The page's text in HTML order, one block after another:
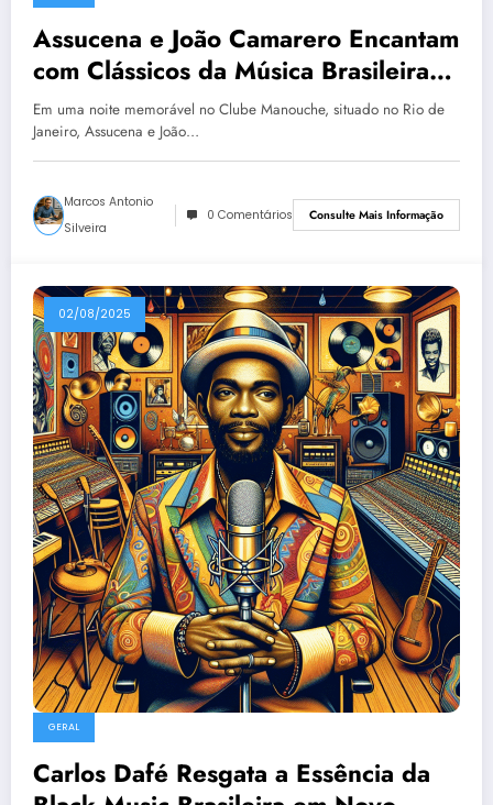
Assucena e João Camarero Encantam
com Clássicos da Música Brasileira
em Noite de Gala
Em uma noite memorável no Clube Manouche, situado no Rio de
Janeiro, Assucena e João…
Marcos Antonio
Silveira
0 Comentários Consulte Mais Informação
02/08/2025
GERAL
Carlos Dafé Resgata a Essência da